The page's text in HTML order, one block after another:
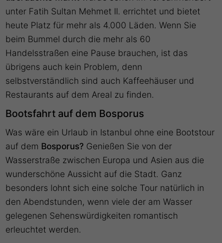
unter Fatih Sultan Mehmet II. errichtet und bietet
heute Platz für mehr als 4.000 Läden. Wenn Sie
beim Bummel durch die mehr als 60
Handelsstraßen eine Pause brauchen, ist das
übrigens auch kein Problem, denn
selbstverständlich sind auch Kaffeehäuser und
Restaurants auf dem Areal zu finden.
Bootsfahrt auf dem Bosporus
Was wäre ein Urlaub in Istanbul ohne eine Bootstour
auf dem Bosporus? Genießen Sie von der
Wasserstraße zwischen Europa und Asien aus die
wunderschöne Aussicht auf die Stadt. Ganz
besonders lohnt sich eine solche Tour natürlich in
den Abendstunden, wenn viele der am Wasser
gelegenen Sehenswürdigkeiten romantisch
erleuchtet werden.